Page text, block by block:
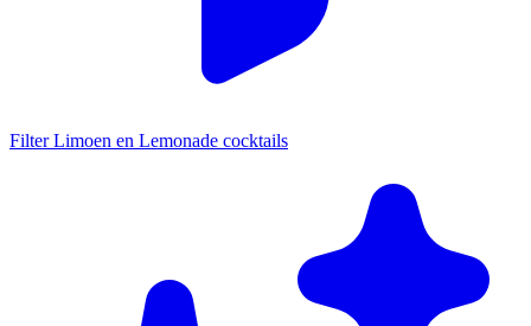
Filter Limoen en Lemonade cocktails